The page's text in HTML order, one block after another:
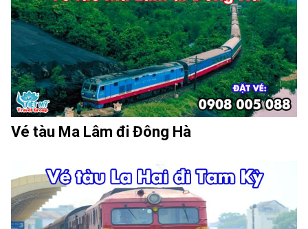
Vé tàu Ma Lâm đi Đông Hà